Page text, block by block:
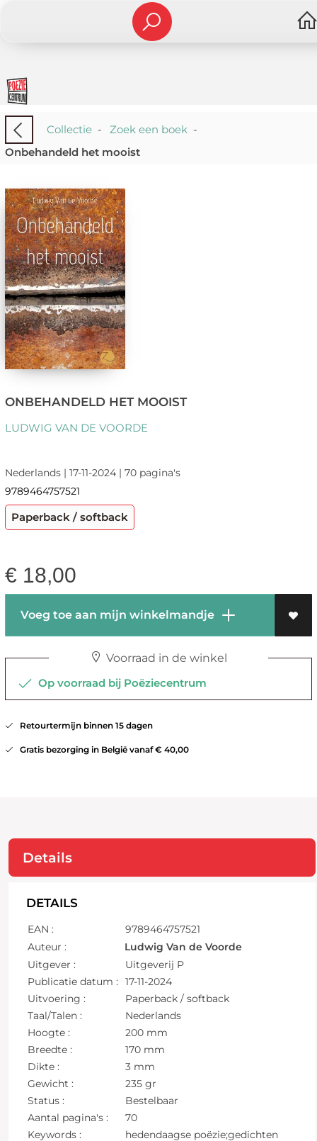
Collectie- Zoek een boek-
Onbehandeld het mooist
ONBEHANDELD HET MOOIST
LUDWIG VAN DE VOORDE
Nederlands | 17-11-2024 | 70 pagina's
9789464757521
Paperback / softback
€ 18,00
Voeg toe aan mijn winkelmandje
Voorraad in de winkel
Op voorraad bij Poëziecentrum
Retourtermijn binnen 15 dagen
Gratis bezorging in België vanaf € 40,00
Details
DETAILS
EAN :
9789464757521
Auteur :
Ludwig Van de Voorde
Uitgever :
Uitgeverij P
Publicatie datum :
17-11-2024
Uitvoering :
Paperback / softback
Taal/Talen :
Nederlands
Hoogte :
200 mm
Breedte :
170 mm
Dikte :
3 mm
Gewicht :
235 gr
Status :
Bestelbaar
Aantal pagina's :
70
Keywords :
hedendaagse poëzie;gedichten